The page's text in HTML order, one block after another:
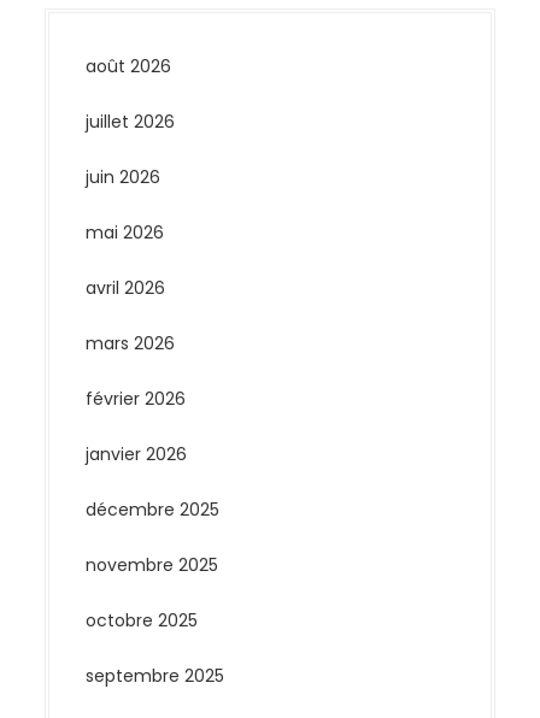
août 2026
juillet 2026
juin 2026
mai 2026
avril 2026
mars 2026
février 2026
janvier 2026
décembre 2025
novembre 2025
octobre 2025
septembre 2025